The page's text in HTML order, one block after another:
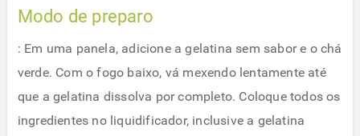
Modo de preparo
: Em uma panela, adicione a gelatina sem sabor e o chá
verde. Com o fogo baixo, vá mexendo lentamente até
que a gelatina dissolva por completo. Coloque todos os
ingredientes no liquidificador, inclusive a gelatina